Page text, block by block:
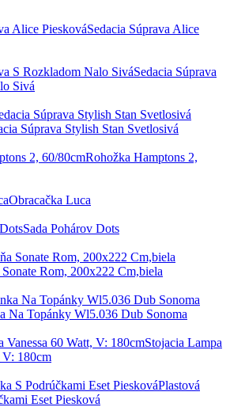
Sedacia Súprava Alice
Sedacia Súprava
Sivá
Súprava Stylish Stan Svetlosivá
Rohožka Hamptons 2,
Obracačka Luca
Sada Pohárov Dots
Rom, 200x222 Cm,biela
Na Topánky Wl5.036 Dub Sonoma
Stojacia Lampa
V: 180cm
Plastová
Eset Piesková